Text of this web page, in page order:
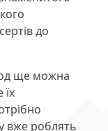
до
ще можна
вже роблять